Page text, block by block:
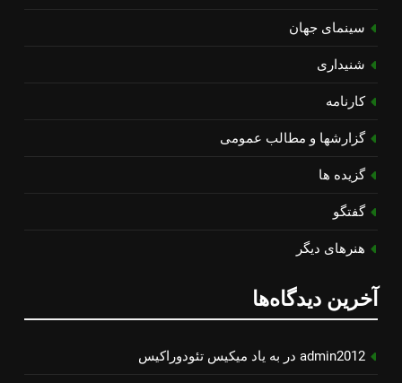
سینمای جهان
شنیداری
کارنامه
گزارشها و مطالب عمومی
گزیده ها
گفتگو
هنرهای دیگر
آخرین دیدگاه‌ها
admin2012 در به یاد میكیس تئودوراكیس